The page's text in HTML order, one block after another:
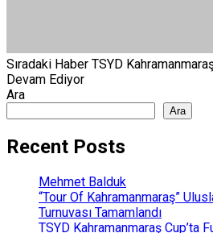
Sıradaki Haber TSYD
Devam Ediyor
Ara
Ara
Recent Posts
Mehmet Balduk
“Tour Of Kahramanmaraş”
Turnuvası Tamamlandı
TSYD Kahramanmaraş Cup’ta